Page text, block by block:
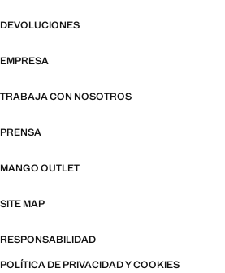
DEVOLUCIONES
EMPRESA
TRABAJA CON NOSOTROS
PRENSA
MANGO OUTLET
SITE MAP
RESPONSABILIDAD
POLÍTICA DE PRIVACIDAD Y COOKIES